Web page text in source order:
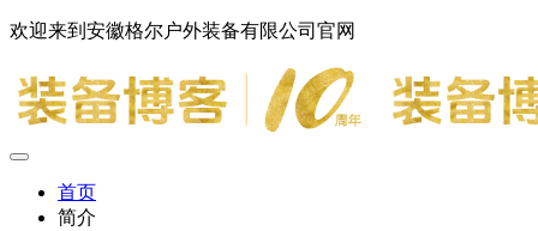
欢迎来到安徽格尔户外装备有限公司官网
首页
简介